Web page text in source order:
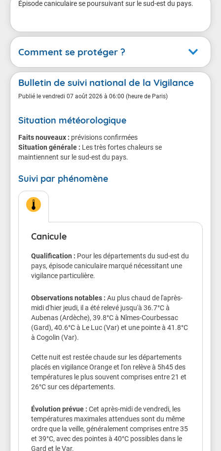
Épisode caniculaire se poursuivant sur le sud-est du pays.
Comment se protéger ?
Canicule
En cas de vigilance orange
Conséquences possibles
Chacun d'entre nous est menacé, même les sujets en
bonne santé.
les personnes atteintes de maladie chronique ou de
prennent régulièrement des médicaments, et les
dehors, attention à la déshydratation et au coup de
Veillez aussi sur les enfants.
supérieure à 40°C, une peau chaude, rouge et sèche,
des maux de tête, des nausées, une somnolence, une
soif intense, une confusion, des convulsions et une
perte de connaissance.
Conseils de comportement
Buvez de l'eau plusieurs fois par jour
Continuez à manger normalement.
Mouillez vous le corps plusieurs fois par jour à
l’aide d’un brumisateur, d’un gant de toilette
tièdes.
Ne sortez pas aux heures les plus chaudes.
Si vous devez sortir portez un chapeau et des
vêtements légers.
Bulletin de suivi national de la Vigilance
Publié le vendredi 07 août 2026 à 06:00 (heure de Paris)
Situation météorologique
Faits nouveaux : prévisions confirmées
Situation générale : Les très fortes chaleurs se
maintiennent sur le sud-est du pays.
Suivi par phénomène
Canicule
Qualification : Pour les départements du sud-est du
pays, épisode caniculaire marqué nécessitant une
vigilance particulière.
Observations notables : Au plus chaud de l'après-
midi d'hier jeudi, il a été relevé jusqu'à 36.7°C à
Aubenas (Ardèche), 39.8°C à Nîmes-Courbessac
(Gard), 40.6°C à Le Luc (Var) et une pointe à 41.8°C
à Cogolin (Var).
Cette nuit est restée chaude sur les départements
placés en vigilance Orange et l'on relève à 5h45 des
températures le plus souvent comprises entre 21 et
26°C sur ces départements.
Évolution prévue : Cet après-midi de vendredi, les
températures maximales attendues sont du même
ordre que la veille, généralement comprises entre 35
et 39°C, avec des pointes à 40°C possibles dans le
Gard et le Var.